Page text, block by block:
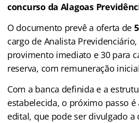
concurso da Alagoas
O documento prevê a oferta de
cargo de Analista
provimento imediato e 30 para
reserva, com remuneração
Com a banca definida e a
estabelecida, o próximo passo
edital, que pode ser divulgado a